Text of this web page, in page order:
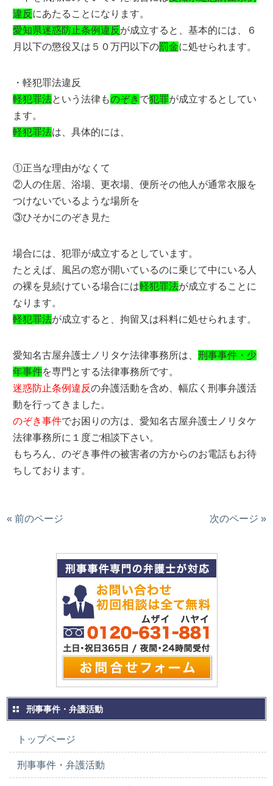
違反 にあたることになります。
愛知県迷惑防止条例違反 が成立すると、基本的には、６
月以下の懲役又は５０万円以下の罰金に処せられます。
・軽犯罪法違反
軽犯罪法という法律ものぞき で犯罪が成立するとしてい
ます。
軽犯罪法は、具体的には、
①正当な理由がなくて
②人の住居、浴場、更衣場、便所その他人が通常衣服を
つけないでいるような場所を
③ひそかにのぞき見た
場合には、犯罪が成立するとしています。
たとえば、風呂の窓が開いているのに乗じて中にいる人
の裸を見続けている場合には軽犯罪法が成立することに
なります。
軽犯罪法が成立すると、拘留又は科料に処せられます。
愛知名古屋弁護士ノリタケ法律事務所は、刑事事件・少
年事件を専門とする法律事務所です。
迷惑防止条例違反の弁護活動を含め、幅広く刑事弁護活
動を行ってきました。
のぞき事件でお困りの方は、愛知名古屋弁護士ノリタケ
法律事務所に１度ご相談下さい。
もちろん、のぞき事件の被害者の方からのお電話もお待
ちしております。
« 前のページ 次のページ »
刑事事件・弁護活動
トップページ
刑事事件・弁護活動